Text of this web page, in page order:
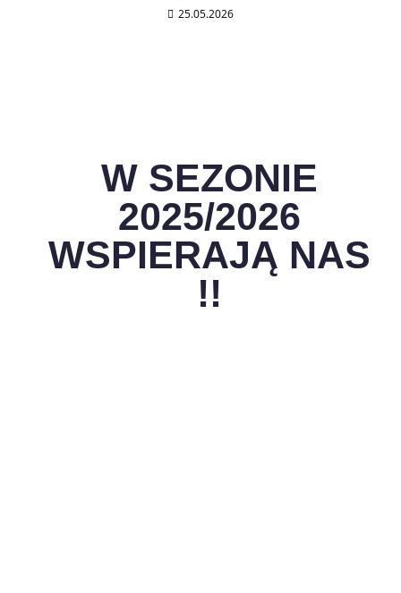
25.05.2026
W SEZONIE
2025/2026
WSPIERAJĄ NAS
!!